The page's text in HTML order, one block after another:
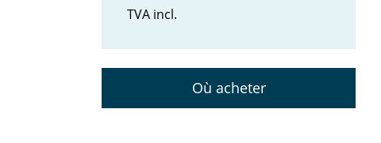
TVA incl.
Où acheter